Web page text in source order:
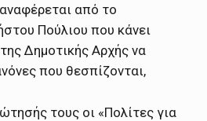
από το
Πούλιου που κάνει
Δημοτικής Αρχής να
που θεσπίζονται,
τους οι «Πολίτες για